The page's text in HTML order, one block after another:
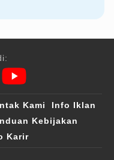
Kami
Info Iklan
Kebijakan
Karir